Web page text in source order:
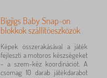
Bigjigs Baby Snap-on
blokkok szállítóeszközök
Képek összerakásával a játék
fejleszti a motoros készségeket
- a szem-kéz koordinációt. A
csomag 10 darab játékdarabot